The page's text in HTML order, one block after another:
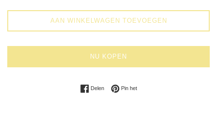
AAN WINKELWAGEN TOEVOEGEN
NU KOPEN
DelenDelen op Facebook
Pin hetPinnen op Pinterest